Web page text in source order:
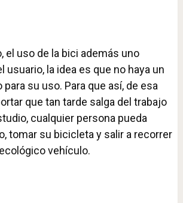
el uso de la bici además uno
usuario, la idea es que no haya un
para su uso. Para que así, de esa
que tan tarde salga del trabajo
cualquier persona pueda
tomar su bicicleta y salir a recorrer
vehículo.